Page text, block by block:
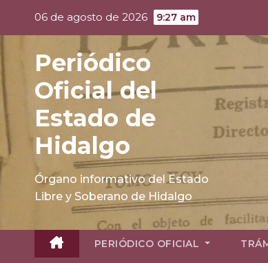
06 de agosto de 2026 9:27 am
Periódico
Oficial del
Estado de
Hidalgo
Órgano informativo del Estado
Libre y Soberano de Hidalgo
PERIÓDICO OFICIAL